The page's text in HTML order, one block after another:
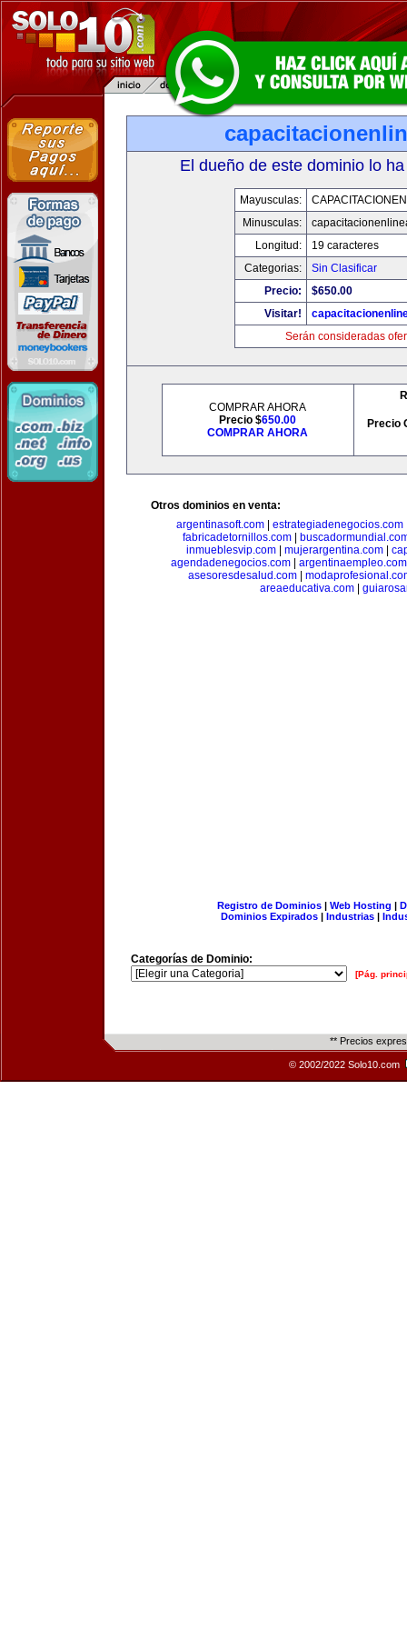
El dueño de este dominio lo
Mayusculas:
Minusculas:
Longitud:
19 caracteres
Categorias:
Sin Clasificar
Precio:
$650.00
Visitar!
Serán consideradas
COMPRAR AHORA
Precio $650.00
COMPRAR AHORA
Precio
Otros dominios en venta:
argentinasoft.com| estrategiadenegocios.com
fabricadetornillos.com
inmueblesvip.com
mujerargentina.com
agendadenegocios.com| argentinaempleo.com
asesoresdesalud.com|
areaeducativa.com|
Registro de Dominios| Web Hosting |
Dominios Expirados | Industrias |
Categorías de Dominio:
[Pág.
** Precios
© 2002/2022 Solo10.com